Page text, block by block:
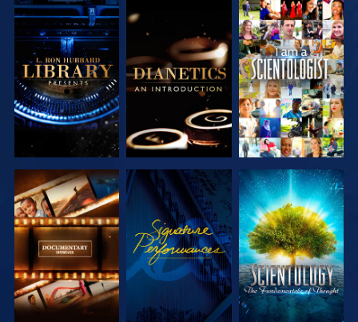
SERIE
ENTDECKEN
SERIE
ENTDECKEN
ANSEHEN
SERIE
ENTDECKEN
ANSEHEN
SERIE
ENTDECKEN